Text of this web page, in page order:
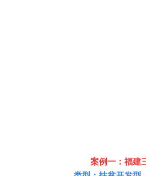
案例一：福建